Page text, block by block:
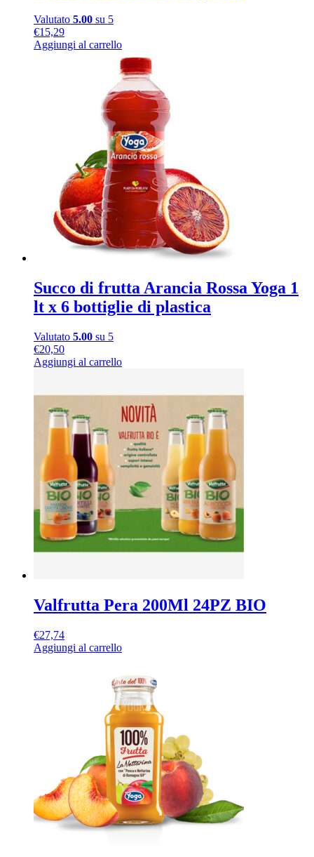
Valutato 5.00 su 5
€15,29
Aggiungi al carrello
Succo di frutta Arancia Rossa Yoga 1
lt x 6 bottiglie di plastica
Valutato 5.00 su 5
€20,50
Aggiungi al carrello
Valfrutta Pera 200Ml 24PZ BIO
€27,74
Aggiungi al carrello